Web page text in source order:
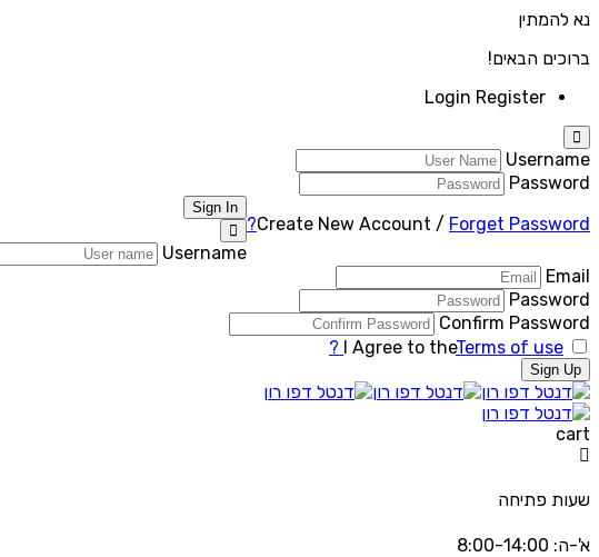
נא להמתין
ברוכים הבאים!
Login Register
Username
Password
Create New Account / Forget Password?
Sign In
Username
Email
Password
Confirm Password
I Agree to theTerms of use ?
Sign Up
cart
שעות פתיחה
א'-ה: 8:00-14:00